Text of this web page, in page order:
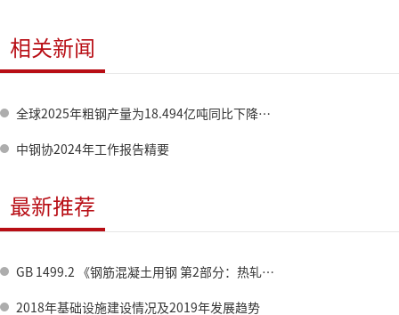
相关新闻
全球2025年粗钢产量为18.494亿吨同比下降2.0%
中钢协2024年工作报告精要
最新推荐
GB 1499.2 《钢筋混凝土用钢 第2部分：热轧带肋钢筋》标准修订情况
2018年基础设施建设情况及2019年发展趋势